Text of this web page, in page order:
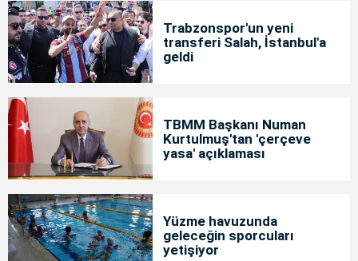
Trabzonspor'un yeni
transferi Salah, İstanbul'a
geldi
TBMM Başkanı Numan
Kurtulmuş'tan 'çerçeve
yasa' açıklaması
Yüzme havuzunda
geleceğin sporcuları
yetişiyor